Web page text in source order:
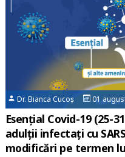
Dr. Bianca Cucoș 01
Esențial Covid-19 (25-
adulții infectați cu
modificări pe termen